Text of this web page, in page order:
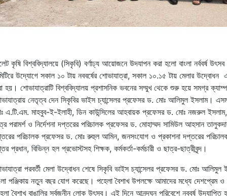
কৃষি বিশ্ববিদ্যালয়ে (সিকৃবি) বর্ণাঢ্য আয়োজনে উদযাপন করা হলো বাংলা নর্ববর্ষ
উদ্যোগে সকাল ১০ টায় নববর্ষের শোভাযাত্রা, সকাল ১০.১৫ টায় মেলার
হয়। শোভাযাত্রাটি বিশ্ববিদ্যালয় প্রশাসনিক ভবনের সম্মুখ থেকে শুরু হয়ে সমগ্র
নেতৃত্ব দেন সিকৃবির ভাইস চ্যান্সেলর প্রফেসর ড. মোঃ আলিমুল ইসলাম।
এ.টি.এম. মাহবুব-ই-ইলাহী, ডিন কাউন্সিলের আহবায়ক প্রফেসর ড. মোঃ নজরুল ইসলাম,
পরামর্শ ও নির্দেশনা দপ্তরের পরিচালক প্রফেসর ড. মোহাম্মদ সামিউল আহসান
পরিচালক প্রফেসর ড. মোঃ রুহুল আমিন, জনসংযোগ ও প্রকাশনা দপ্তরের
প্রধান, বিভিন্ন হল প্রভোস্টসহ শিক্ষক, কর্মকর্তা-কর্মচারী ও ছাত্র-ছাত্রীবৃন্দ।
পরবর্তী মেলা উদ্বোধন শেষে সিকৃবি ভাইস চ্যান্সেলর প্রফেসর ড. মোঃ
পঞ্জিকায় নতুন বছর যোগ করেছে। পহেলা বৈশাখ উপলক্ষে আমাদের মধ্যে দেশপ্রেম ও
বৈশাখ বাঙালির সর্বজনীন লোক উৎসব। এই দিনে আনন্দঘন পরিবেশে নববর্ষ উদযাপিত